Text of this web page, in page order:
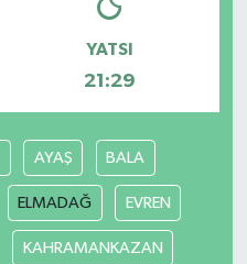
YATSI
21:29
AYAŞ BALA
ELMADAĞ EVREN
KAHRAMANKAZAN